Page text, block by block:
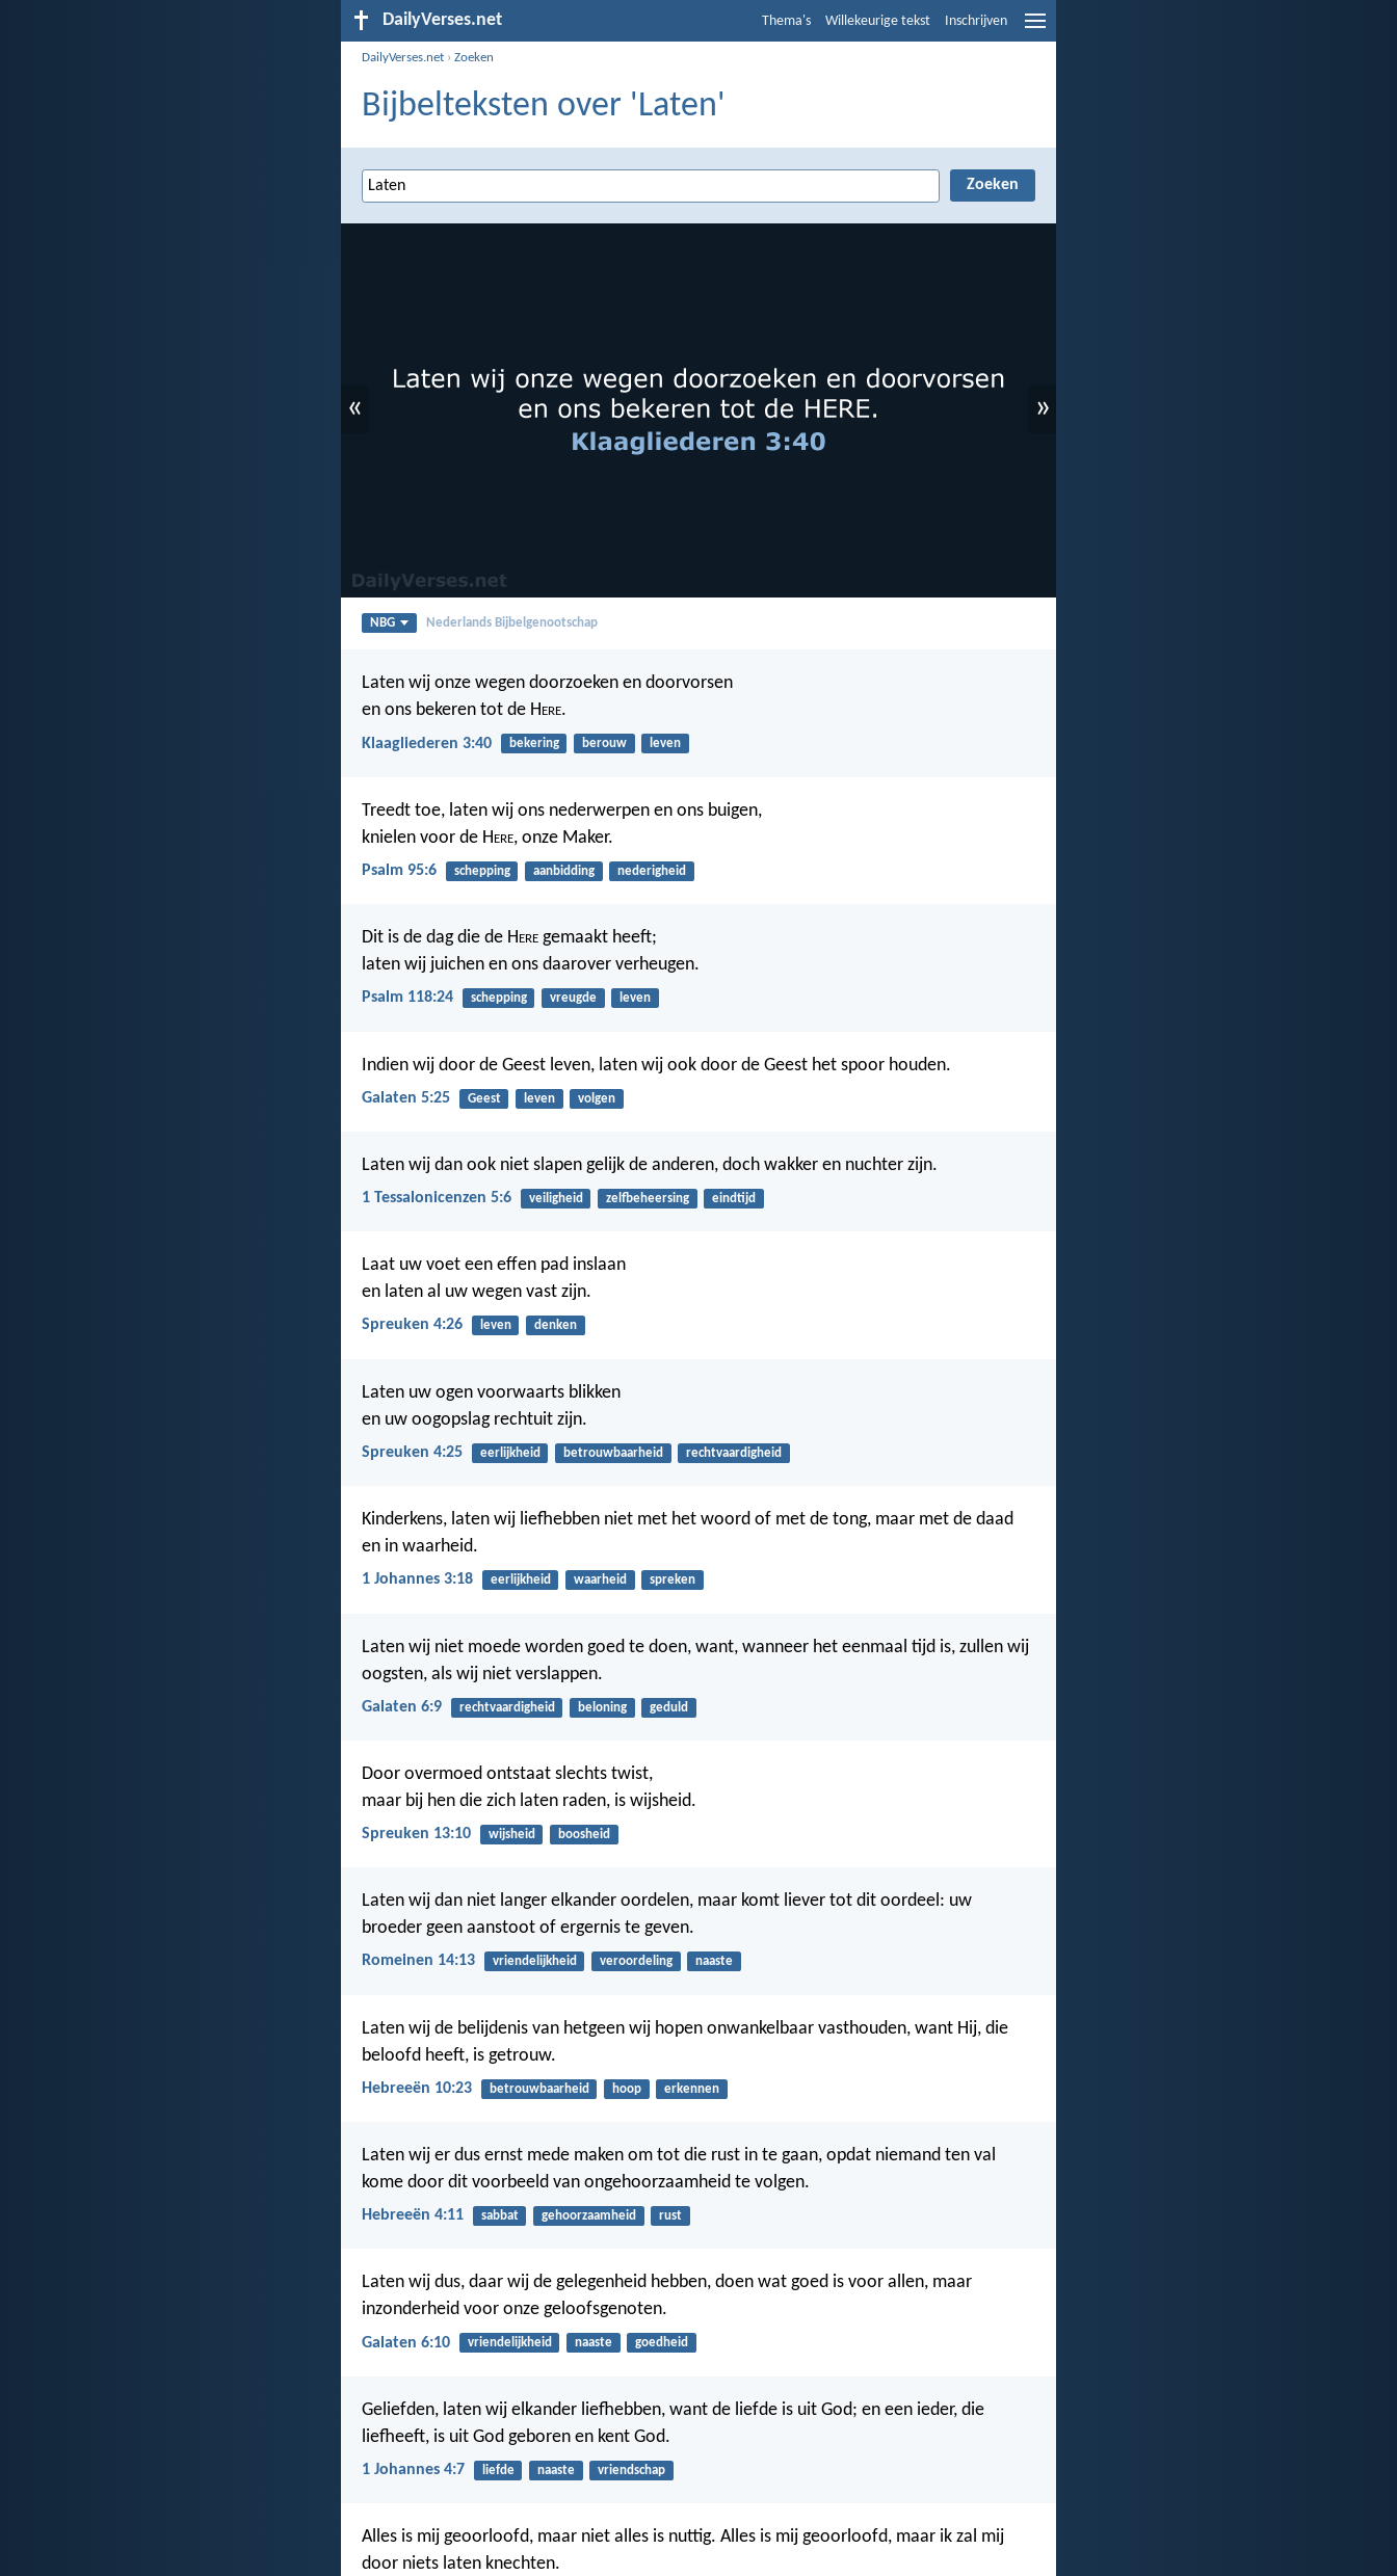
DailyVerses.net Thema's Willekeurige tekst Inschrijven
DailyVerses.net ›Zoeken
Bijbelteksten over 'Laten'
« »
NBG Nederlands Bijbelgenootschap
Laten wij onze wegen doorzoeken en doorvorsen
en ons bekeren tot de Here.
Klaagliederen 3:40 bekering berouw leven
Treedt toe, laten wij ons nederwerpen en ons buigen,
knielen voor de Here, onze Maker.
Psalm 95:6 schepping aanbidding nederigheid
Dit is de dag die de Here gemaakt heeft;
laten wij juichen en ons daarover verheugen.
Psalm 118:24 schepping vreugde leven
Indien wij door de Geest leven, laten wij ook door de Geest het spoor houden.
Galaten 5:25 Geest leven volgen
Laten wij dan ook niet slapen gelijk de anderen, doch wakker en nuchter zijn.
1 Tessalonicenzen 5:6 veiligheid zelfbeheersing eindtijd
Laat uw voet een effen pad inslaan
en laten al uw wegen vast zijn.
Spreuken 4:26 leven denken
Laten uw ogen voorwaarts blikken
en uw oogopslag rechtuit zijn.
Spreuken 4:25 eerlijkheid betrouwbaarheid rechtvaardigheid
Kinderkens, laten wij liefhebben niet met het woord of met de tong, maar met de daad
en in waarheid.
1 Johannes 3:18 eerlijkheid waarheid spreken
Laten wij niet moede worden goed te doen, want, wanneer het eenmaal tijd is, zullen wij
oogsten, als wij niet verslappen.
Galaten 6:9 rechtvaardigheid beloning geduld
Door overmoed ontstaat slechts twist,
maar bij hen die zich laten raden, is wijsheid.
Spreuken 13:10 wijsheid boosheid
Laten wij dan niet langer elkander oordelen, maar komt liever tot dit oordeel: uw
broeder geen aanstoot of ergernis te geven.
Romeinen 14:13 vriendelijkheid veroordeling naaste
Laten wij de belijdenis van hetgeen wij hopen onwankelbaar vasthouden, want Hij, die
beloofd heeft, is getrouw.
Hebreeën 10:23 betrouwbaarheid hoop erkennen
Laten wij er dus ernst mede maken om tot die rust in te gaan, opdat niemand ten val
kome door dit voorbeeld van ongehoorzaamheid te volgen.
Hebreeën 4:11 sabbat gehoorzaamheid rust
Laten wij dus, daar wij de gelegenheid hebben, doen wat goed is voor allen, maar
inzonderheid voor onze geloofsgenoten.
Galaten 6:10 vriendelijkheid naaste goedheid
Geliefden, laten wij elkander liefhebben, want de liefde is uit God; en een ieder, die
liefheeft, is uit God geboren en kent God.
1 Johannes 4:7 liefde naaste vriendschap
Alles is mij geoorloofd, maar niet alles is nuttig. Alles is mij geoorloofd, maar ik zal mij
door niets laten knechten.